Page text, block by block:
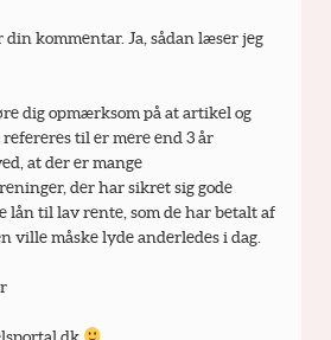
din kommentar. Ja, sådan læser jeg
dig opmærksom på at artikel og
til er mere end 3 år
at der er mange
der har sikret sig gode
lån til lav rente, som de har betalt af
ville måske lyde anderledes i dag.